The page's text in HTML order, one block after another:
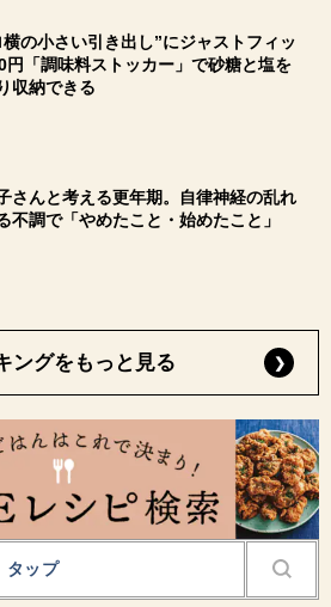
横の小さい引き出し”にジャストフィッ
円「調味料ストッカー」で砂糖と塩を
収納できる
さんと考える更年期。自律神経の乱れ
不調で「やめたこと・始めたこと」
ングをもっと見る